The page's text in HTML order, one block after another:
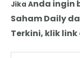
Jika Anda ingin
Saham Daily
Terkini, klik